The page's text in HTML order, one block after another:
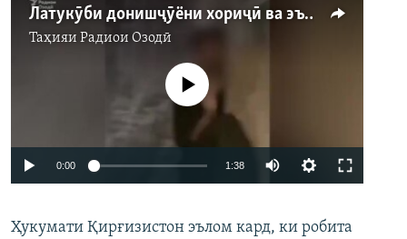
Латукӯби донишҷӯёни хориҷӣ ва эътирози садҳо нафар дар Бишкек
Таҳияи Радиои Озодӣ
Феълан кор намекунад
0:00 1:38
360p
Ҳукумати Қирғизистон эълом кард, ки робита